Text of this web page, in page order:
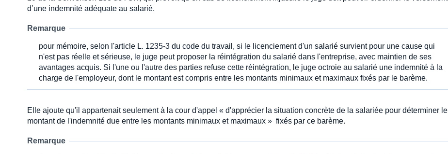
d’une indemnité adéquate au salarié.
Remarque
pour mémoire, selon l'article L. 1235-3 du code du travail, si le licenciement d'un salarié survient pour une cause qui
n'est pas réelle et sérieuse, le juge peut proposer la réintégration du salarié dans l'entreprise, avec maintien de ses
avantages acquis. Si l'une ou l'autre des parties refuse cette réintégration, le juge octroie au salarié une indemnité à la
charge de l'employeur, dont le montant est compris entre les montants minimaux et maximaux fixés par le barème.
Elle ajoute qu'il appartenait seulement à la cour d'appel « d'apprécier la situation concrète de la salariée pour déterminer le
montant de l'indemnité due entre les montants minimaux et maximaux » fixés par ce barème.
Remarque